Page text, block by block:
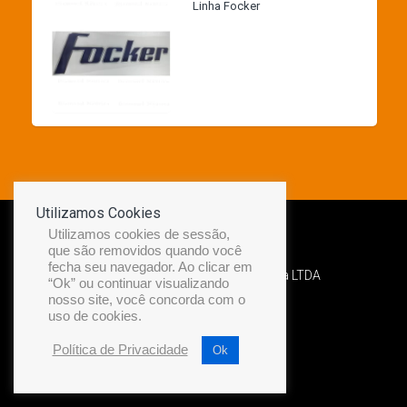
Linha Focker
Desenvolvido por Diamond Náutica LTDA
Utilizamos Cookies
Utilizamos cookies de sessão,
que são removidos quando você
fecha seu navegador. Ao clicar em
“Ok” ou continuar visualizando
nosso site, você concorda com o
uso de cookies.
Política de Privacidade Ok